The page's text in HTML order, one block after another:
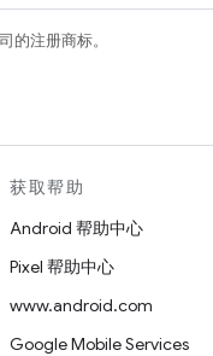
的注册商标。
获取帮助
Android 帮助中心
Pixel 帮助中心
www.android.com
Google Mobile Services